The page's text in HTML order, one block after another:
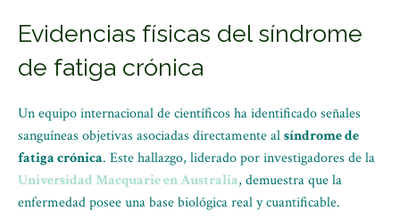
Evidencias físicas del síndrome
de fatiga crónica
Un equipo internacional de científicos ha identificado señales
sanguíneas objetivas asociadas directamente alsíndrome de
fatiga crónica. Este hallazgo, liderado por investigadores de la
Universidad Macquarie en Australia, demuestra que la
enfermedad posee una base biológica real y cuantificable.